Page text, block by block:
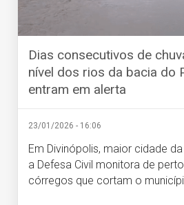
Dias consecutivos de
nível dos rios da bacia do
entram em alerta
23/01/2026 - 16:06
Em Divinópolis, maior cidade
a Defesa Civil monitora de
córregos que cortam o